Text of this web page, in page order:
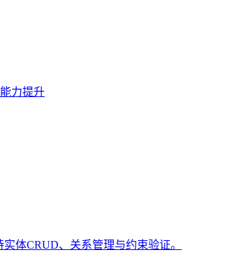
力提升
体CRUD、关系管理与约束验证。